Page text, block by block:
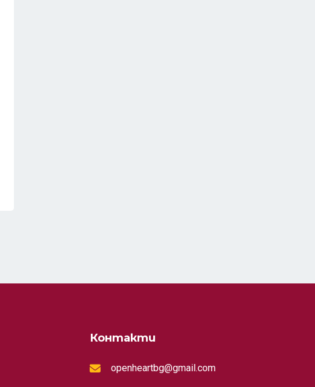
Контакти
openheartbg@gmail.com